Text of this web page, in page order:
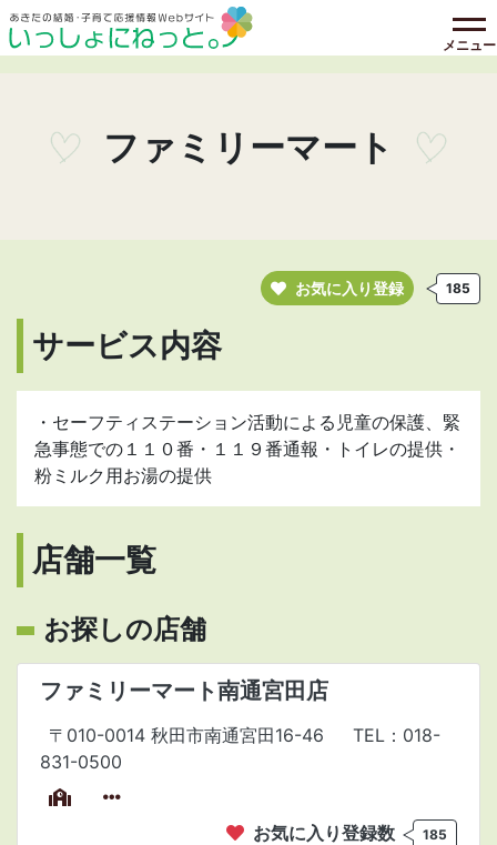
メニュー
ファミリーマート
お気に入り登録 185
サービス内容
・セーフティステーション活動による児童の保護、緊
急事態での１１０番・１１９番通報・トイレの提供・
粉ミルク用お湯の提供
店舗一覧
お探しの店舗
ファミリーマート南通宮田店
〒010-0014 秋田市南通宮田16-46
TEL：018-
831-0500
お気に入り登録数 185